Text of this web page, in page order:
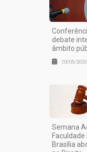
debate
âmbito
03/05/2023
Semana
Brasília